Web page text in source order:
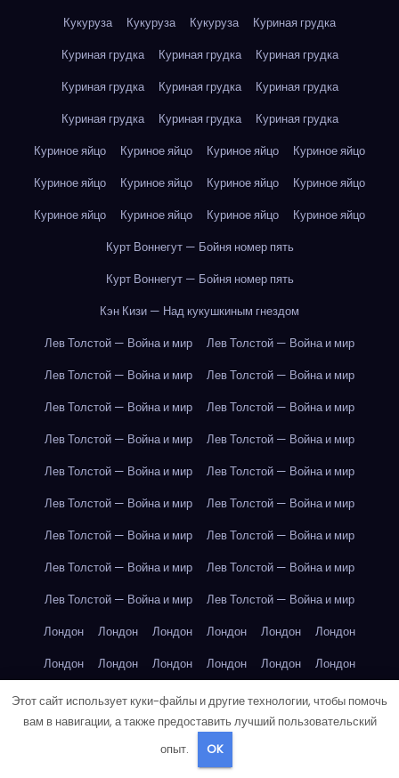
Кукуруза
Кукуруза Кукуруза
Куриная грудка
Куриная грудка
Куриная грудка
Куриная грудка
Куриная грудка
Куриная грудка
Куриная грудка
Куриная грудка
Куриная грудка
Куриная грудка
Куриное яйцо
Куриное яйцо Куриное яйцо
Куриное яйцо
Куриное яйцо
Куриное яйцо Куриное яйцо
Куриное яйцо
Куриное яйцо
Куриное яйцо Куриное яйцо
Куриное яйцо
Курт Воннегут — Бойня номер пять
Курт Воннегут — Бойня номер пять
Кэн Кизи — Над кукушкиным гнездом
Лев Толстой — Война и мир
Лев Толстой — Война и мир
Лев Толстой — Война и мир
Лев Толстой — Война и мир
Лев Толстой — Война и мир
Лев Толстой — Война и мир
Лев Толстой — Война и мир
Лев Толстой — Война и мир
Лев Толстой — Война и мир
Лев Толстой — Война и мир
Лев Толстой — Война и мир
Лев Толстой — Война и мир
Лев Толстой — Война и мир
Лев Толстой — Война и мир
Лев Толстой — Война и мир
Лев Толстой — Война и мир
Лев Толстой — Война и мир
Лев Толстой — Война и мир
Лондон
Лондон Лондон Лондон Лондон
Лондон
Лондон
Лондон Лондон Лондон Лондон
Лондон
Лондон
Лондон Лондон Лондон Лондон
Лондон
Лондон
Лондон Лондон Лондон
Лос-Анджелес
Этот сайт использует куки-файлы и другие технологии, чтобы помочь
вам в навигации, а также предоставить лучший пользовательский
опыт.
OK